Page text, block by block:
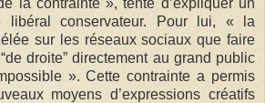
libéral conservateur. Pour lui, « la
sur les réseaux sociaux que faire
droite” directement au grand public
». Cette contrainte a permis
moyens d’expressions créatifs